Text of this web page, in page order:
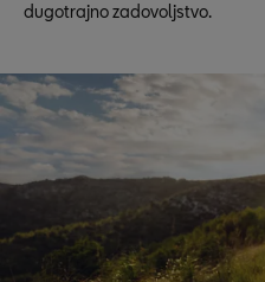
dugotrajno zadovoljstvo.